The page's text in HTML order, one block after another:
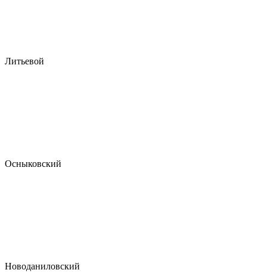
Литьевой
Осныковский
Новоданиловский